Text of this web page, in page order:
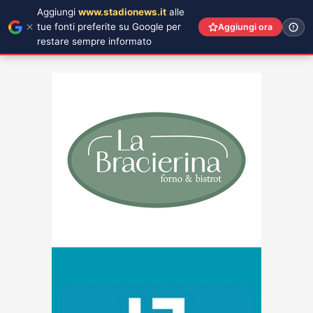
Aggiungi www.stadionews.it alle
tue fonti preferite su Google per
restare sempre informato
Aggiungi ora